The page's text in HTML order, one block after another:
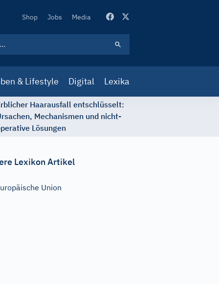
Secondary
Shop Jobs Media
& Lifestyle Digital Lexika
Haarausfall entschlüsselt:
Mechanismen und nicht-
Lösungen
Lexikon Artikel
Union